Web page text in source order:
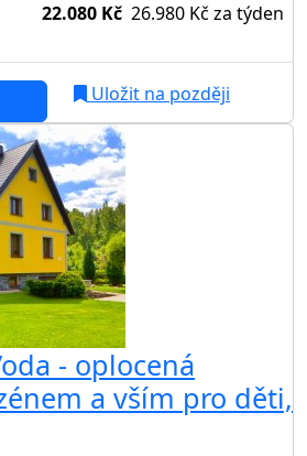
22.080 Kč 26.980 Kč za týden
Uložit na později
- oplocená
a vším pro děti,